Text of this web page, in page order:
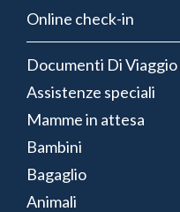
Online check-in
Documenti Di Viaggio
Assistenze speciali
Mamme in attesa
Bambini
Bagaglio
Animali